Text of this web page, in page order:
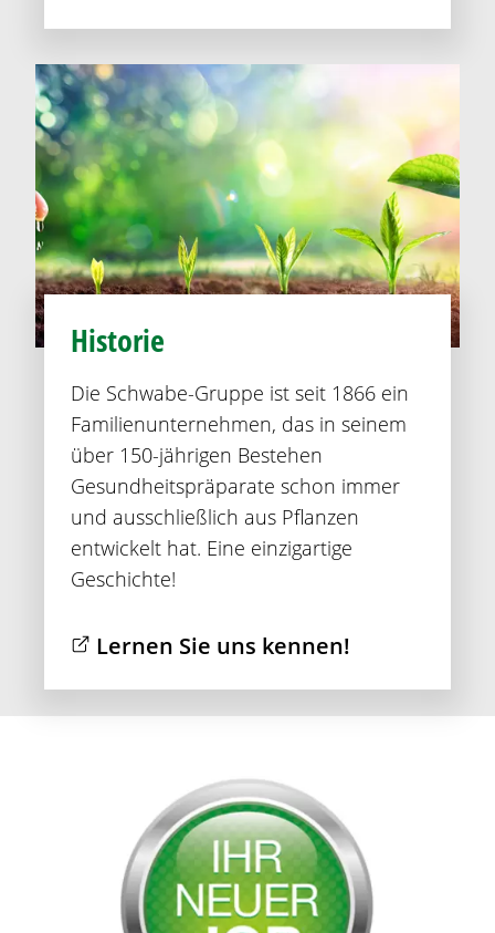
Historie
Die Schwabe-Gruppe ist seit 1866 ein
Familienunternehmen, das in seinem
über 150-jährigen Bestehen
Gesundheitspräparate schon immer
und ausschließlich aus Pflanzen
entwickelt hat. Eine einzigartige
Geschichte!
Lernen Sie uns kennen!